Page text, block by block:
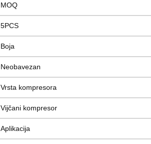
MOQ
5PCS
Boja
Neobavezan
Vrsta kompresora
Vijčani kompresor
Aplikacija